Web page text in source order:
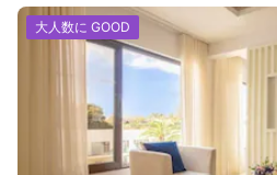
大人数に GOOD